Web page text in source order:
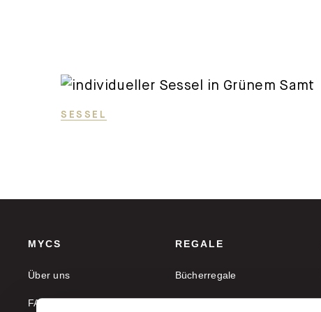
SESSEL
MYCS
Über uns
FAQ
REGALE
Bücherregale